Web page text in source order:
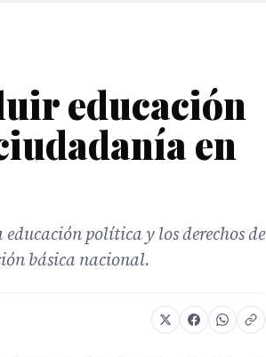
educación
en
política y los derechos de
básica nacional.